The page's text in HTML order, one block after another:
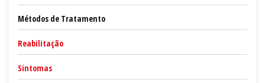
Métodos de Tratamento
Reabilitação
Sintomas